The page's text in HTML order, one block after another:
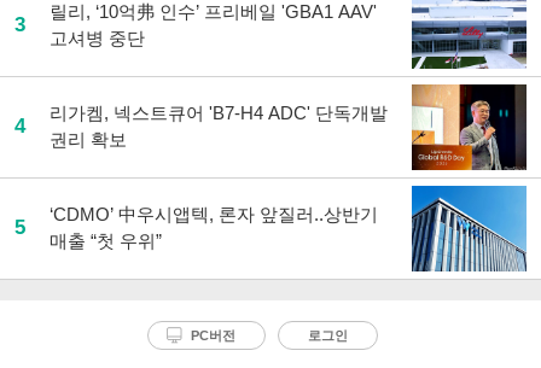
3
릴리, ‘10억弗 인수’ 프리베일 'GBA1 AAV'
고셔병 중단
4
리가켐, 넥스트큐어 'B7-H4 ADC' 단독개발
권리 확보
5
‘CDMO’ 中우시앱텍, 론자 앞질러..상반기
매출 “첫 우위”
PC버전 로그인